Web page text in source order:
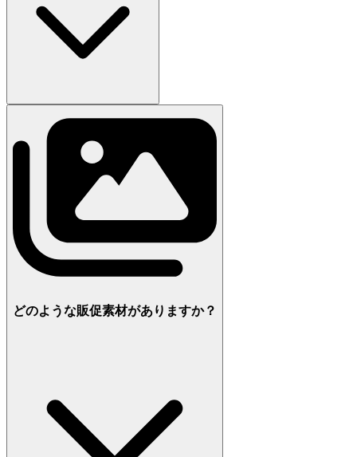
どのような販促素材がありますか？